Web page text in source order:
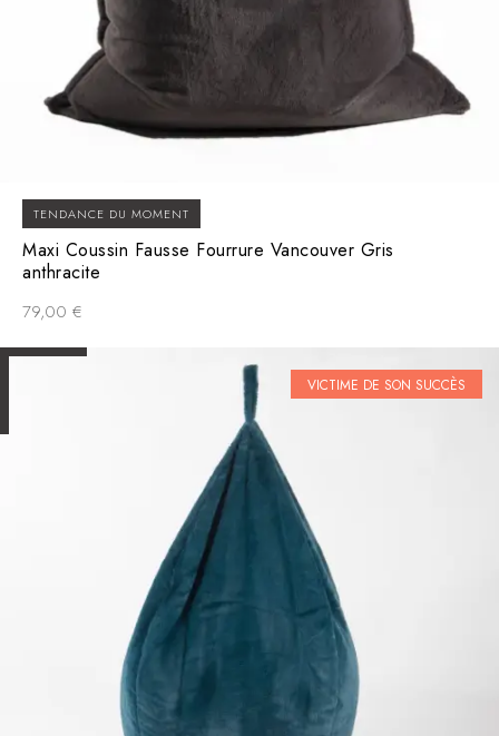
TENDANCE DU MOMENT
Maxi Coussin Fausse Fourrure Vancouver Gris
anthracite
79,00 €
VICTIME DE SON SUCCÈS